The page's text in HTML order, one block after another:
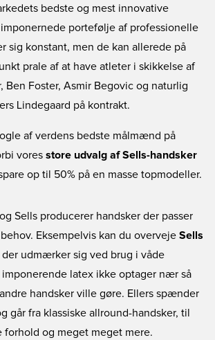
bedste og mest innovative
imponernede portefølje af professionelle
sig konstant, men de kan allerede på
prale af at have atleter i skikkelse af
Ben Foster, Asmir Begovic og naturlig
Lindegaard på kontrakt.
af verdens bedste målmænd på
vores store udvalg af Sells-handsker
op til 50% på en masse topmodeller.
Sells producerer handsker der passer
Eksempelvis kan du overveje Sells
der udmærker sig ved brug i våde
latex ikke optager nær så
handsker ville gøre. Ellers spænder
går fra klassiske allround-handsker, til
forhold og meget meget mere.